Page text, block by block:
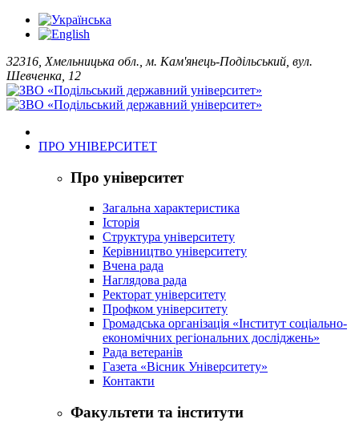
32316, Хмельницька обл., м. Кам'янець-Подільський, вул.
Шевченка, 12
ПРО УНІВЕРСИТЕТ
Про університет
Загальна характеристика
Історія
Структура університету
Керівництво університету
Вчена рада
Наглядова рада
Ректорат університету
Профком університету
Громадська організація «Інститут соціально-
економічних регіональних досліджень»
Рада ветеранів
Газета «Вісник Університету»
Контакти
Факультети та інститути